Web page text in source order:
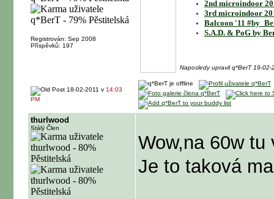
Registrován: Sep 2008
Příspěvků: 197
2nd microindoor
3rd microindoor
Balcoon '11
S.A.D. & PoG by
Naposledy upravil q*BerT 19-02-
18-02-2011 v 14:03
PM
thurlwood
Stálý Člen
Wow,na 60w
Je to taková